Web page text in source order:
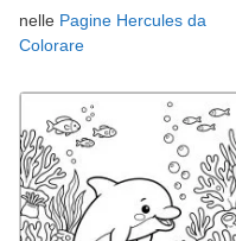
nelle Pagine Hercules da
Colorare